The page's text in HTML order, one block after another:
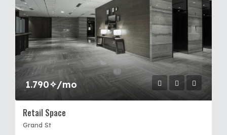
1.790✧/mo
Retail Space
Grand St